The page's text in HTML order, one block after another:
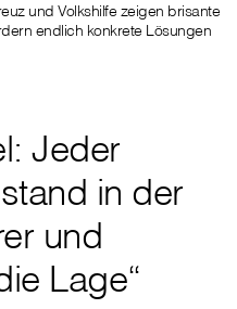
und Volkshilfe zeigen brisante
endlich konkrete Lösungen
Jeder
in der
und
Lage“